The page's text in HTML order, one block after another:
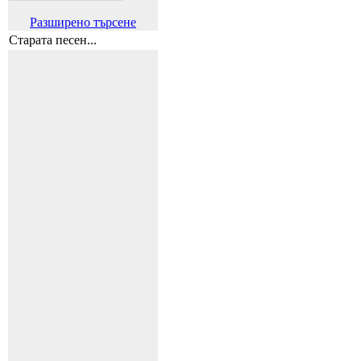
Разширено търсене
Старата песен...